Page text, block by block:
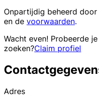
Onpartijdig beheerd door
en de voorwaarden.
Wacht even! Probeerde
zoeken?Claim profiel
Adres